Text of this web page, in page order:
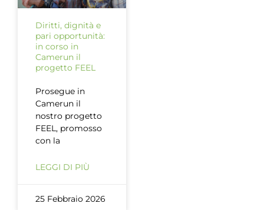
Diritti, dignità e
pari opportunità:
in corso in
Camerun il
progetto FEEL
Prosegue in
Camerun il
nostro progetto
FEEL, promosso
con la
LEGGI DI PIÙ
25 Febbraio 2026